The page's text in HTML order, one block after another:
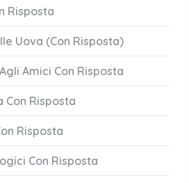
Risposta
Uova (Con Risposta)
Amici Con Risposta
Con Risposta
Risposta
Con Risposta